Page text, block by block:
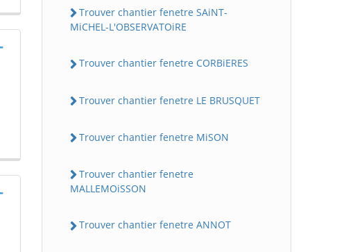
Trouver chantier fenetre SAiNT-
MiCHEL-L'OBSERVATOiRE
Trouver chantier fenetre CORBiERES
Trouver chantier fenetre LE BRUSQUET
Trouver chantier fenetre MiSON
Trouver chantier fenetre
MALLEMOiSSON
Trouver chantier fenetre ANNOT